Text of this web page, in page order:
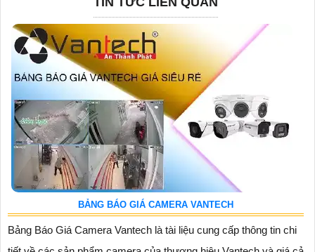
BẢNG BÁO GIÁ CAMERA VANTECH
Bảng Báo Giá Camera Vantech là tài liệu cung cấp thông tin chi